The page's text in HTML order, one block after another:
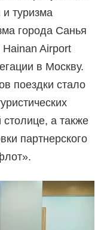
и туризма
города Санья
Hainan Airport
в Москву.
поездки стало
а также
партнерского